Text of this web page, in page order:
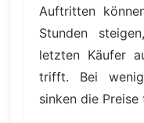
Auftritten
Stunden
letzten Käufer
trifft. Bei
sinken die